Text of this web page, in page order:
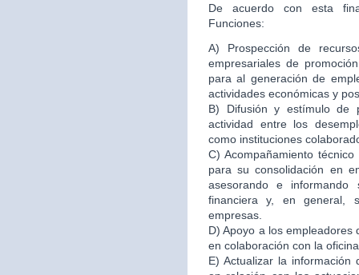
De acuerdo con esta
Funciones:
A) Prospección de
empresariales de
para al generación de
actividades económicas y
B) Difusión y estímulo de
actividad entre los
como instituciones
C) Acompañamiento
para su consolidación en
asesorando e
financiera y, en general,
empresas.
D) Apoyo a los
en colaboración con la
E) Actualizar la